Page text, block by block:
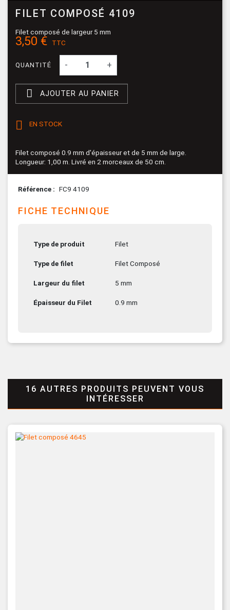
FILET COMPOSÉ 4109
Filet composé de largeur 5 mm
3,50 € TTC
QUANTITÉ - +
 AJOUTER AU PANIER
 EN STOCK
Filet composé 0.9 mm d'épaisseur et de 5 mm de large.
Longueur: 1,00 m. Livré en 2 morceaux de 50 cm.
Référence FC9 4109
FICHE TECHNIQUE
Type de produit Filet
Type de filet Filet Composé
Largeur du filet 5 mm
Épaisseur du Filet 0.9 mm
16 AUTRES PRODUITS PEUVENT VOUS
INTÉRESSER